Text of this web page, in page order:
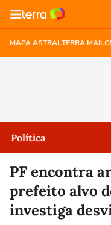
MAPA ASTRALTERRA MAIL
Política
PF encontra
prefeito alvo
investiga